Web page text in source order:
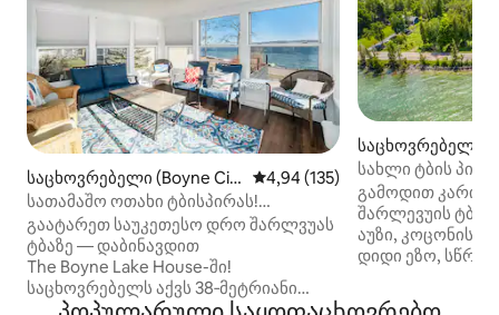
საცხოვრებელი (Boyne Cit
y)
საშუალო შეფასებაა 5‑დან
4,94 (135)
სათამაშო ოთახი ტბისპირას!
ბოინ‑მაუნტინთან
გაატარეთ საუკეთესო დრო შარლვუას
ტბაზე — დაბინავდით
The Boyne Lake House-ში!
საცხოვრებელს აქვს 38‑მეტრიანი
სანაპირო ზოლი, რომლიდანაც
საცხოვრებელი
y)
სახლი ტბის
ჯაკუზი,
გამოდით
შარლევუის
აუზი, კოცონის
დიდი ეზო,
იდეალური